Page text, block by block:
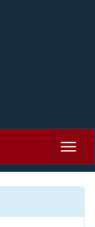
Menu